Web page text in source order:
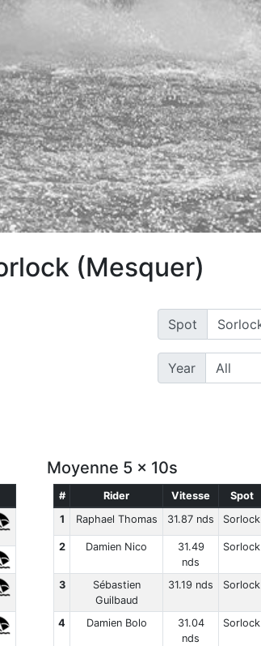
(Mesquer)
Spot
Year
Moyenne 5 x 10s
# Rider Vitesse
Spot
1
Raphael Thomas 31.87 nds Sorlock
2 Damien Nico
31.49
nds
Sorlock
3
Sébastien
Guilbaud
31.19 nds Sorlock
4 Damien Bolo
31.04
nds
Sorlock